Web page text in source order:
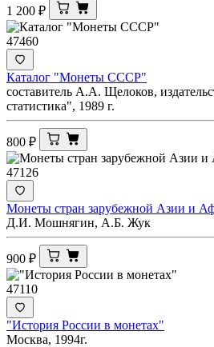
1 200 ₽
47460
Каталог "Монеты СССР"
составитель А.А. Щелоков,
статистика", 1989 г.
800 ₽
47126
Монеты стран зарубежной Азии и
Д.И. Мошнягин, А.Б. Жук
900 ₽
47110
"История России в монетах"
Москва, 1994г.